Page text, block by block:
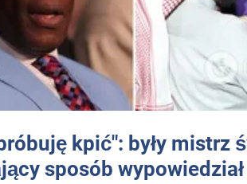
kpić": były mistrz
sposób